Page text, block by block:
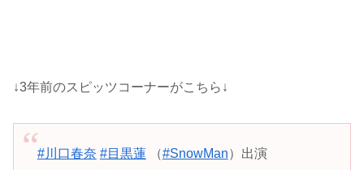
↓3年前のスピッツコーナーがこちら↓
#川口春奈 #目黒蓮（#SnowMan）出演